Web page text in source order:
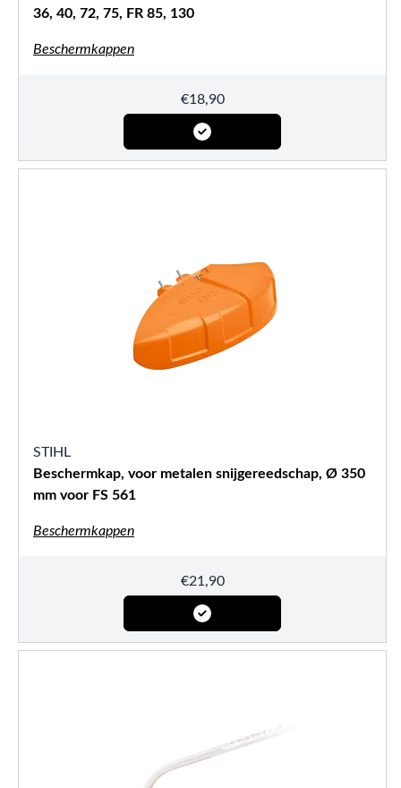
36, 40, 72, 75, FR 85, 130
Beschermkappen
€18,90
STIHL
Beschermkap, voor metalen snijgereedschap, Ø 350
mm voor FS 561
Beschermkappen
€21,90